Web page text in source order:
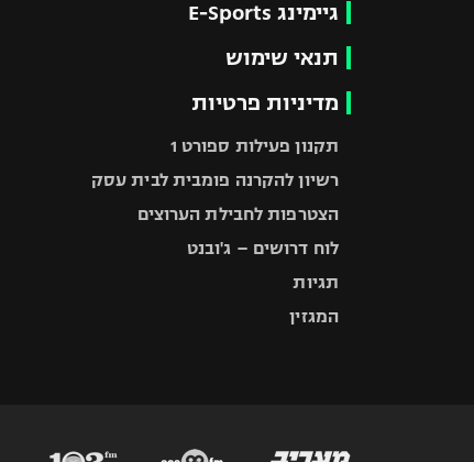
גיימינג E-Sports
תנאי שימוש
מדיניות פרטיות
תקנון פעילות ספורט 1
רשיון להקרנה פומבית לבית עסק
הצטרפות לחבילת הערוצים
לוח דרושים – ג'ובנט
תגיות
המגזין